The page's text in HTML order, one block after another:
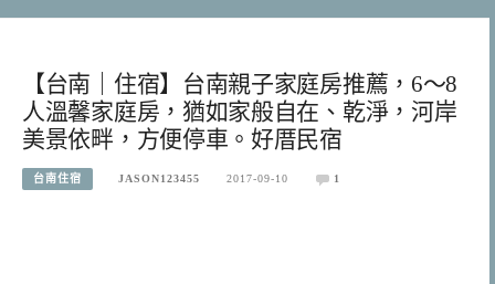
【台南｜住宿】台南親子家庭房推薦，6～8
人溫馨家庭房，猶如家般自在、乾淨，河岸
美景依畔，方便停車。好厝民宿
台南住宿 JASON123455 2017-09-10 1